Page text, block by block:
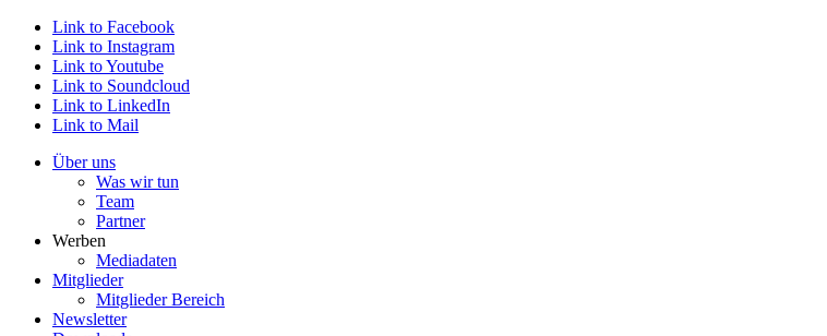
Link to Facebook
Link to Instagram
Link to Youtube
Link to Soundcloud
Link to LinkedIn
Link to Mail
Über uns
Was wir tun
Team
Partner
Werben
Mediadaten
Mitglieder
Mitglieder Bereich
Newsletter